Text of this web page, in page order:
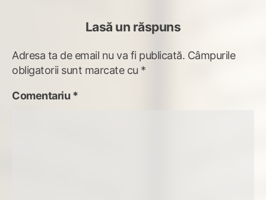
Lasă un răspuns
Adresa ta de email nu va fi publicată. Câmpurile
obligatorii sunt marcate cu *
Comentariu *